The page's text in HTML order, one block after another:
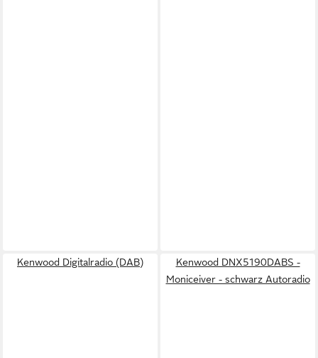
Kenwood Digitalradio (DAB)
Kenwood DNX5190DABS -
Moniceiver - schwarz Autoradio